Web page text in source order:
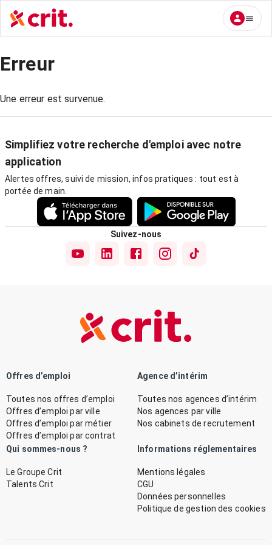
Erreur
Une erreur est survenue.
Simplifiez votre recherche d'emploi avec notre
application
Alertes offres, suivi de mission, infos pratiques : tout est à
portée de main.
Suivez-nous
Offres d’emploi
Toutes nos offres d’emploi
Offres d’emploi par ville
Offres d’emploi par métier
Offres d’emploi par contrat
Agence d’intérim
Toutes nos agences d’intérim
Nos agences par ville
Nos cabinets de recrutement
Qui sommes-nous ?
Le Groupe Crit
Talents Crit
Informations réglementaires
Mentions légales
CGU
Données personnelles
Politique de gestion des cookies